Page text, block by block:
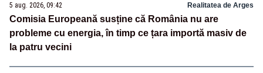
5 aug. 2026, 09:42 Realitatea de Arges
Comisia Europeană susține că România nu are
probleme cu energia, în timp ce țara importă masiv de
la patru vecini